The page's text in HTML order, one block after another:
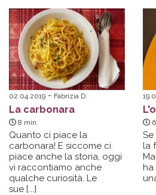
02.04.2019 Fabrizia D.
La carbonara
8 min.
Quanto ci piace la
carbonara! E siccome ci
piace anche la storia, oggi
vi raccontiamo anche
qualche curiosità. Le
sue [...]
6
la